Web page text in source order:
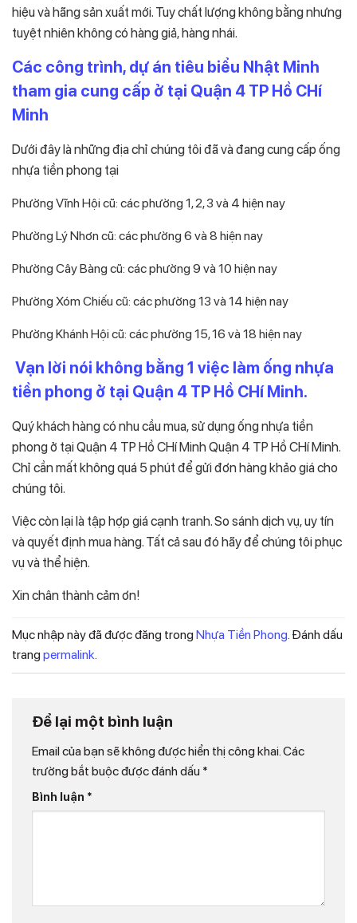
hiệu và hãng sản xuất mới. Tuy chất lượng không bằng nhưng
tuyệt nhiên không có hàng giả, hàng nhái.
Các công trình, dự án tiêu biểu Nhật Minh
tham gia cung cấp ở tại Quận 4 TP Hồ CHí
Minh
Dưới đây là những địa chỉ chúng tôi đã và đang cung cấp ống
nhựa tiền phong tại
Phường Vĩnh Hội cũ: các phường 1, 2, 3 và 4 hiện nay
Phường Lý Nhơn cũ: các phường 6 và 8 hiện nay
Phường Cây Bàng cũ: các phường 9 và 10 hiện nay
Phường Xóm Chiếu cũ: các phường 13 và 14 hiện nay
Phường Khánh Hội cũ: các phường 15, 16 và 18 hiện nay
Vạn lời nói không bằng 1 việc làm ống nhựa
tiền phong ở tại Quận 4 TP Hồ CHí Minh.
Quý khách hàng có nhu cầu mua, sử dụng ống nhựa tiền
phong ở tại Quận 4 TP Hồ CHí Minh Quận 4 TP Hồ CHí Minh.
Chỉ cần mất không quá 5 phút để gửi đơn hàng khảo giá cho
chúng tôi.
Việc còn lại là tập hợp giá cạnh tranh. So sánh dịch vụ, uy tín
và quyết định mua hàng. Tất cả sau đó hãy để chúng tôi phục
vụ và thể hiện.
Xin chân thành cảm ơn!
Mục nhập này đã được đăng trong Nhựa Tiền Phong. Đánh dấu
trang permalink.
Để lại một bình luận
Email của bạn sẽ không được hiển thị công khai.Các
trường bắt buộc được đánh dấu *
Bình luận *